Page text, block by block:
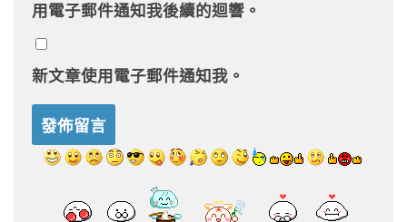
用電子郵件通知我後續的迴響。
新文章使用電子郵件通知我。